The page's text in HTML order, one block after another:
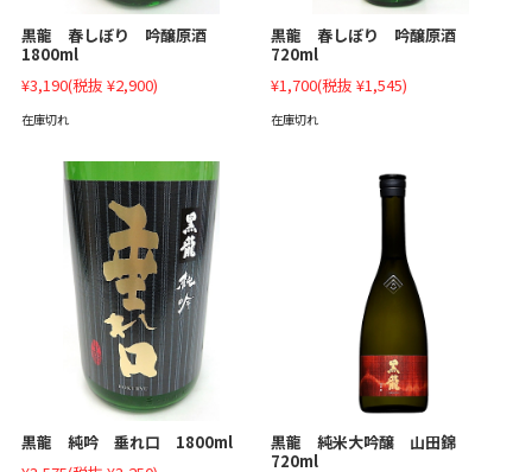
黒龍 春しぼり 吟醸原酒
1800ml
¥3,190(税抜 ¥2,900)
在庫切れ
黒龍 春しぼり 吟醸原酒
720ml
¥1,700(税抜 ¥1,545)
在庫切れ
黒龍 純吟 垂れ口 1800ml
黒龍 純米大吟醸 山田錦
720ml